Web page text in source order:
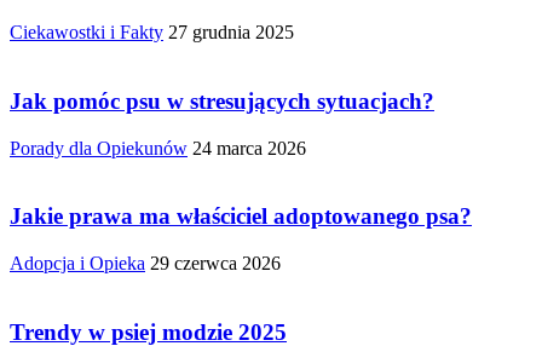
Ciekawostki i Fakty 27 grudnia 2025
Jak pomóc psu w stresujących sytuacjach?
Porady dla Opiekunów 24 marca 2026
Jakie prawa ma właściciel adoptowanego psa?
Adopcja i Opieka 29 czerwca 2026
Trendy w psiej modzie 2025